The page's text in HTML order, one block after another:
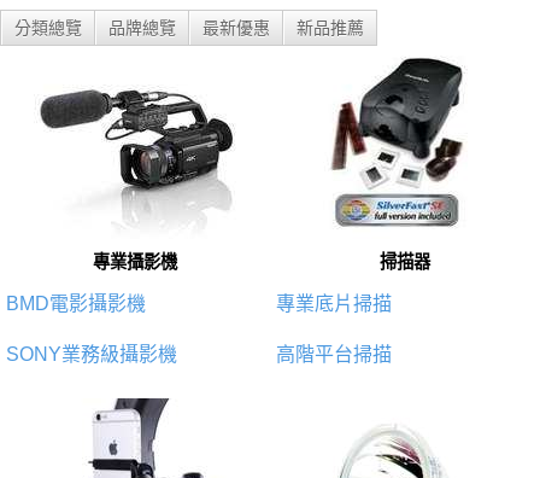
分類總覽 品牌總覽 最新優惠 新品推薦
專業攝影機
BMD電影攝影機
SONY業務級攝影機
掃描器
專業底片掃描
高階平台掃描